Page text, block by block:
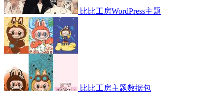
比比工房WordPress主题
比比工房主题数据包